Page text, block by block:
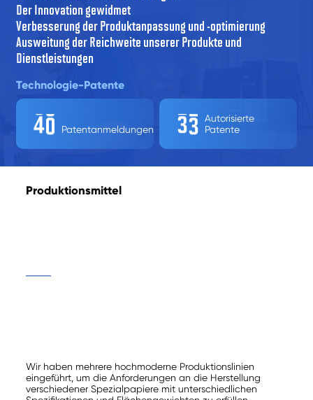
Der Innovation gewidmet
Verbesserung der Produktanpassung und -optimierung
Ausweitung der Reichweite unserer Produkte und
Dienstleistungen
Technologie-Patente
40 Patentanmeldungen 33 Autorisierte
Patente
Produktionsmittel
Wir haben mehrere hochmoderne Produktionslinien
eingeführt, um die Anforderungen an die Herstellung
verschiedener Spezialpapiere mit unterschiedlichen